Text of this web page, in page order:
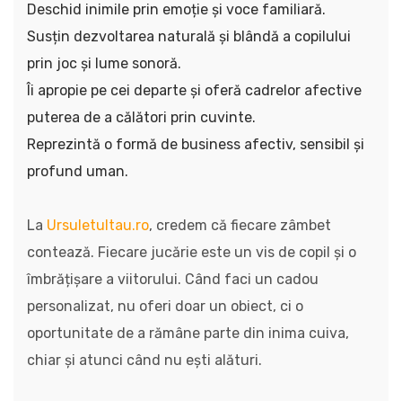
Deschid inimile prin emoție și voce familiară.
Susțin dezvoltarea naturală și blândă a copilului
prin joc și lume sonoră.
Îi apropie pe cei departe și oferă cadrelor afective
puterea de a călători prin cuvinte.
Reprezintă o formă de business afectiv, sensibil și
profund uman.
La Ursuletultau.ro, credem că fiecare zâmbet
contează. Fiecare jucărie este un vis de copil și o
îmbrățișare a viitorului. Când faci un cadou
personalizat, nu oferi doar un obiect, ci o
oportunitate de a rămâne parte din inima cuiva,
chiar și atunci când nu ești alături.